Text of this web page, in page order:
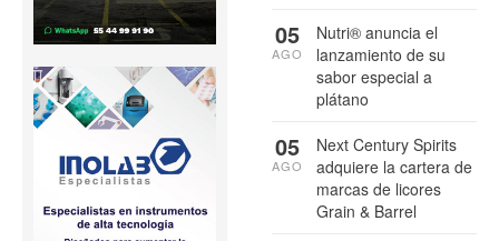
Nutri® anuncia el
lanzamiento de su
sabor especial a
plátano
05
AGO
Next Century Spirits
adquiere la cartera de
marcas de licores
Grain & Barrel
05
AGO